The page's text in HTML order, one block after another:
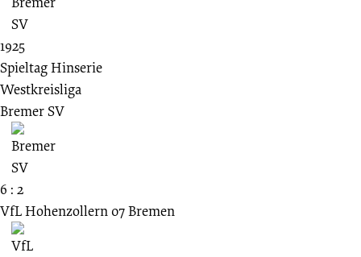
1925
Spieltag Hinserie
Westkreisliga
Bremer SV
6 : 2
VfL Hohenzollern 07 Bremen